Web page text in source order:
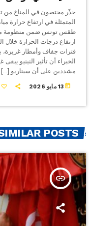
حذّر مختصون في المناخ من
المتمثلة في ارتفاع حرارة
طقس تونس ضمن منظومة
ارتفاع درجات الحرارة
فترات جفاف وأمطار غزيرة،
الخبراء أن تأثير النينيو
مشددين على أن سيناريو […]
today 13 مايو 2026
POSTS
insert_link